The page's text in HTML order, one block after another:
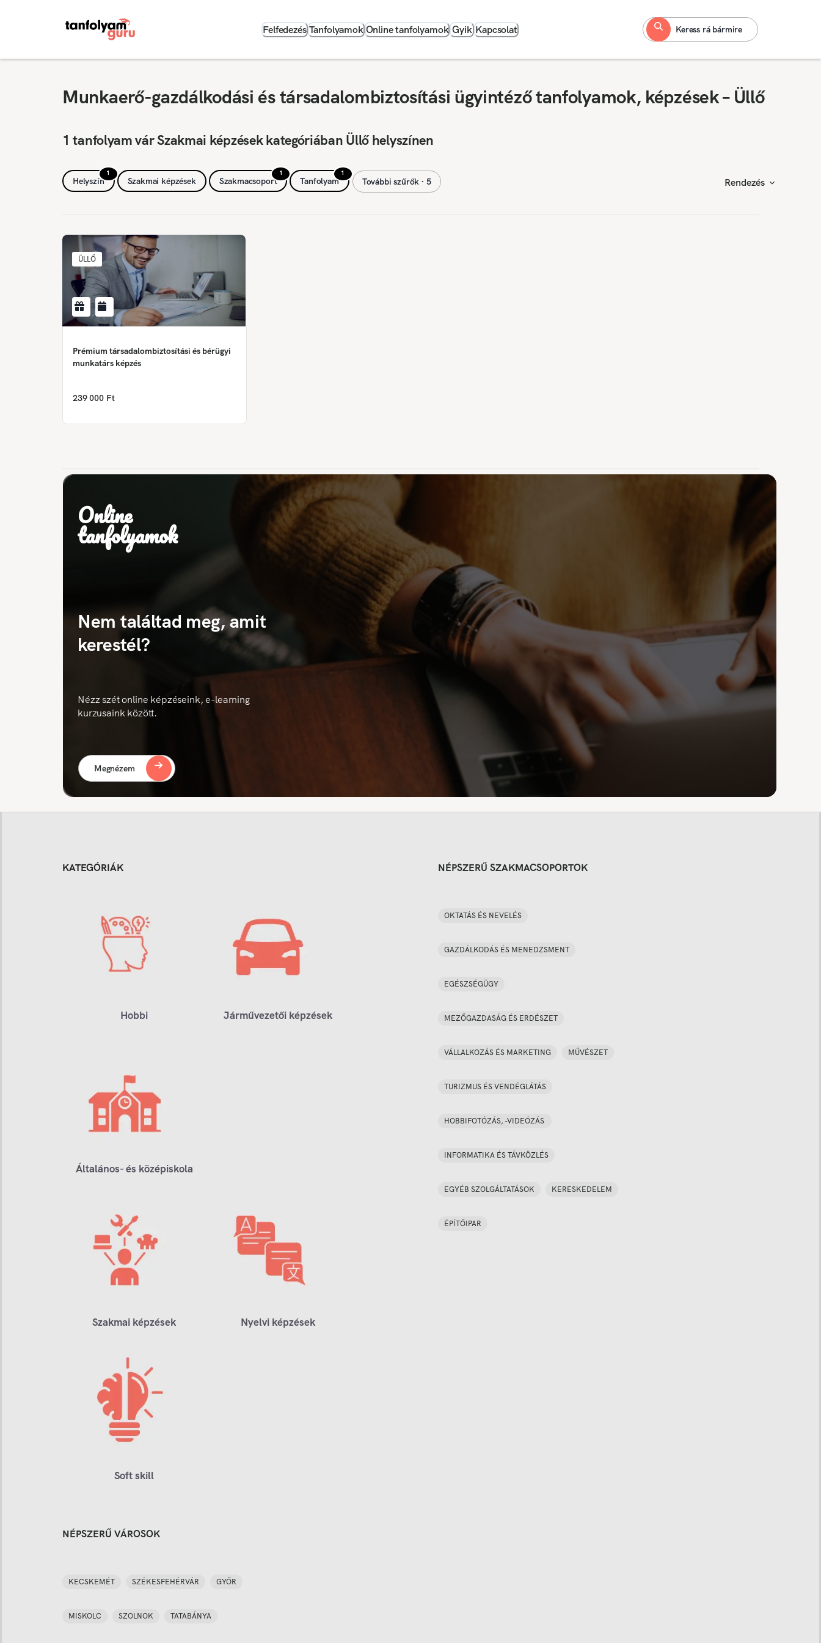
Felfedezés Tanfolyamok Online tanfolyamok Gyik Kapcsolat Keress rá bármire
Munkaerő-gazdálkodási és társadalombiztosítási ügyintéző tanfolyamok, képzések – Üllő
1 tanfolyam vár Szakmai képzések kategóriában Üllő helyszínen
1
Helyszín Szakmai képzések
1
Szakmacsoport
1
Tanfolyam További szűrők ∙ 5 Rendezés
ÜLLŐ
Prémium társadalombiztosítási és bérügyi
munkatárs képzés
239 000 Ft
Online
tanfolyamok
Nem találtad meg, amit
kerestél?
Nézz szét online képzéseink, e-learning
kurzusaink között.
Megnézem
KATEGÓRIÁK
Hobbi Járművezetői képzések
Általános- és középiskola
Szakmai képzések Nyelvi képzések
Soft skill
NÉPSZERŰ SZAKMACSOPORTOK
OKTATÁS ÉS NEVELÉS
GAZDÁLKODÁS ÉS MENEDZSMENT
EGÉSZSÉGÜGY
MEZŐGAZDASÁG ÉS ERDÉSZET
VÁLLALKOZÁS ÉS MARKETING MŰVÉSZET
TURIZMUS ÉS VENDÉGLÁTÁS
HOBBIFOTÓZÁS, -VIDEÓZÁS
INFORMATIKA ÉS TÁVKÖZLÉS
EGYÉB SZOLGÁLTATÁSOK KERESKEDELEM
ÉPÍTŐIPAR
NÉPSZERŰ VÁROSOK
KECSKEMÉT SZÉKESFEHÉRVÁR GYŐR
MISKOLC SZOLNOK TATABÁNYA